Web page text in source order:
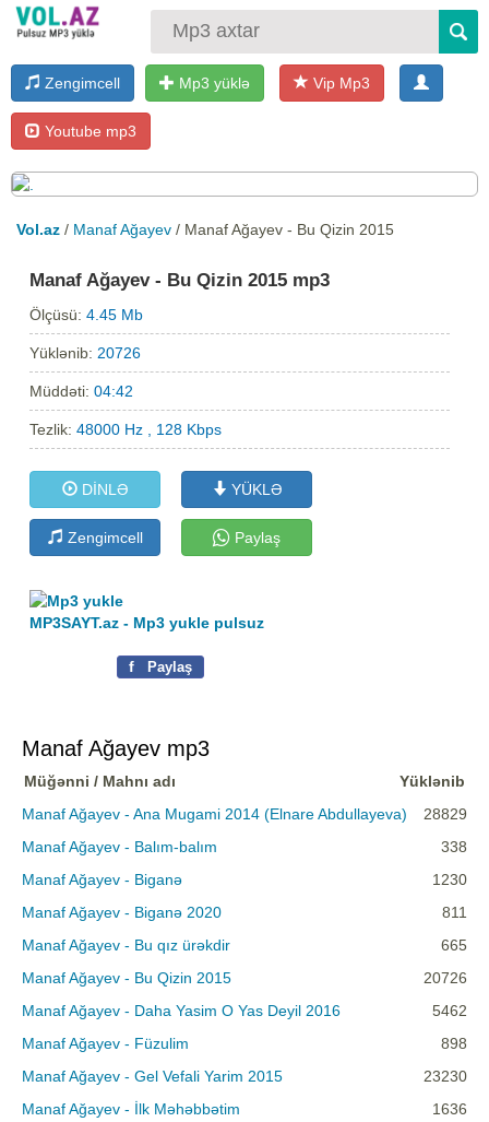
Zengimcell Mp3 yüklə Vip Mp3
Youtube mp3
Vol.az / Manaf Ağayev / Manaf Ağayev - Bu Qizin 2015
Manaf Ağayev - Bu Qizin 2015 mp3
Ölçüsü:4.45 Mb
Yüklənib: 20726
Müddəti:04:42
Tezlik:48000 Hz , 128 Kbps
DİNLƏ YÜKLƏ
Zengimcell Paylaş
MP3SAYT.az - Mp3 yukle pulsuz
f Paylaş
Manaf Ağayev mp3
Müğənni / Mahnı adı
Yüklənib
Manaf Ağayev - Ana Mugami 2014 (Elnare Abdullayeva)
28829
Manaf Ağayev - Balım-balım
338
Manaf Ağayev - Biganə
1230
Manaf Ağayev - Biganə 2020
811
Manaf Ağayev - Bu qız ürəkdir
665
Manaf Ağayev - Bu Qizin 2015
20726
Manaf Ağayev - Daha Yasim O Yas Deyil 2016
5462
Manaf Ağayev - Füzulim
898
Manaf Ağayev - Gel Vefali Yarim 2015
23230
Manaf Ağayev - İlk Məhəbbətim
1636